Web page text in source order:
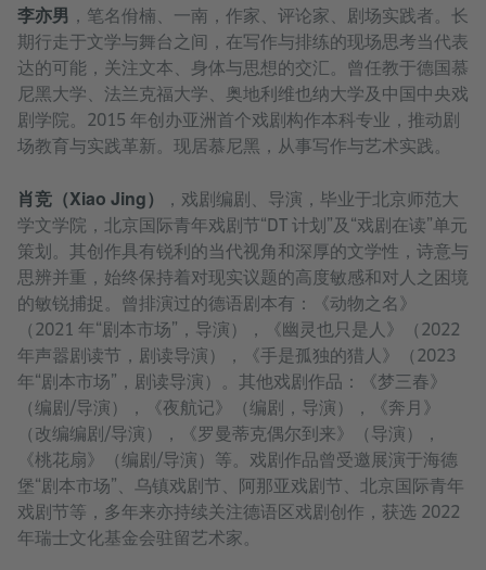
李亦男 ，笔名佾楠、一南，作家、评论家、剧场实践者。长
期行走于文学与舞台之间，在写作与排练的现场思考当代表
达的可能，关注文本、身体与思想的交汇。曾任教于德国慕
尼黑大学、法兰克福大学、奥地利维也纳大学及中国中央戏
剧学院。2015 年创办亚洲首个戏剧构作本科专业，推动剧
场教育与实践革新。现居慕尼黑，从事写作与艺术实践。
肖竞（Xiao Jing）
，戏剧编剧、导演，毕业于北京师范大
学文学院，北京国际青年戏剧节“DT 计划”及“戏剧在读”单元
策划。其创作具有锐利的当代视角和深厚的文学性，诗意与
思辨并重，始终保持着对现实议题的高度敏感和对人之困境
的敏锐捕捉。曾排演过的德语剧本有：《动物之名》
（2021 年“剧本市场”，导演），《幽灵也只是人》（2022
年声嚣剧读节，剧读导演），《手是孤独的猎人》（2023
年“剧本市场”，剧读导演）。其他戏剧作品：《梦三春》
（编剧/导演），《夜航记》（编剧，导演），《奔月》
（改编编剧/导演），《罗曼蒂克偶尔到来》（导演），
《桃花扇》（编剧/导演）等。戏剧作品曾受邀展演于海德
堡“剧本市场”、乌镇戏剧节、阿那亚戏剧节、北京国际青年
戏剧节等，多年来亦持续关注德语区戏剧创作，获选 2022
年瑞士文化基金会驻留艺术家。